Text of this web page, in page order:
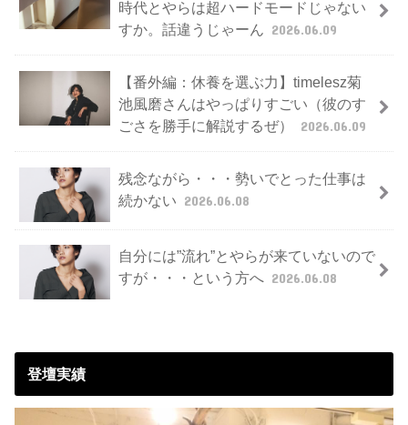
時代とやらは超ハードモードじゃない
すか。話違うじゃーん 2026.06.09
【番外編：休養を選ぶ力】timelesz菊
池風磨さんはやっぱりすごい（彼のす
ごさを勝手に解説するぜ）
2026.06.09
残念ながら・・・勢いでとった仕事は
続かない 2026.06.08
自分には”流れ”とやらが来ていないので
すが・・・という方へ 2026.06.08
登壇実績